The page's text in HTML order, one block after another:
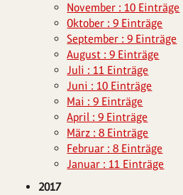
November : 10 Einträge
Oktober : 9 Einträge
September : 9 Einträge
August : 9 Einträge
Juli : 11 Einträge
Juni : 10 Einträge
Mai : 9 Einträge
April : 9 Einträge
März : 8 Einträge
Februar : 8 Einträge
Januar : 11 Einträge
2017